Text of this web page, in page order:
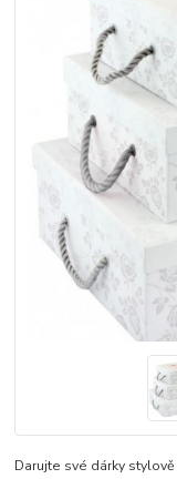
Darujte své dárky